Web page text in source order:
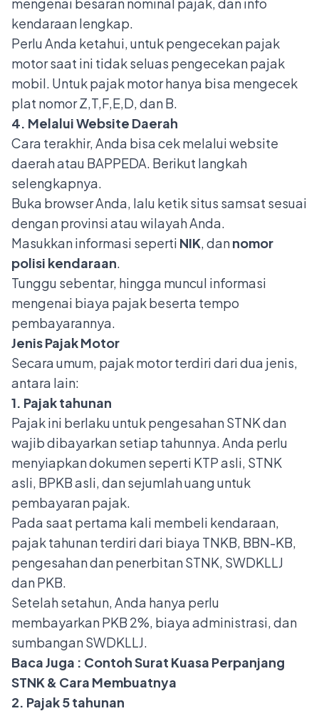
kendaraan lengkap.
Perlu Anda ketahui, untuk pengecekan pajak
motor saat ini tidak seluas pengecekan pajak
mobil. Untuk pajak motor hanya bisa mengecek
plat nomor Z,T,F,E,D, dan B.
4. Melalui Website Daerah
Cara terakhir, Anda bisa cek melalui website
daerah atau BAPPEDA. Berikut langkah
selengkapnya.
Buka browser Anda, lalu ketik situs samsat sesuai
dengan provinsi atau wilayah Anda.
Masukkan informasi seperti NIK, dannomor
polisi kendaraan.
Tunggu sebentar, hingga muncul informasi
mengenai biaya pajak beserta tempo
pembayarannya.
Jenis Pajak Motor
Secara umum, pajak motor terdiri dari dua jenis,
antara lain:
1. Pajak tahunan
Pajak ini berlaku untuk pengesahan STNK dan
wajib dibayarkan setiap tahunnya. Anda perlu
menyiapkan dokumen seperti KTP asli, STNK
asli, BPKB asli, dan sejumlah uang untuk
pembayaran pajak.
Pada saat pertama kali membeli kendaraan,
pajak tahunan terdiri dari biaya TNKB, BBN-KB,
pengesahan dan penerbitan STNK, SWDKLLJ
dan PKB.
Setelah setahun, Anda hanya perlu
membayarkan PKB 2%, biaya administrasi, dan
sumbangan SWDKLLJ.
Baca Juga : Contoh Surat Kuasa Perpanjang
STNK & Cara Membuatnya
2. Pajak 5 tahunan